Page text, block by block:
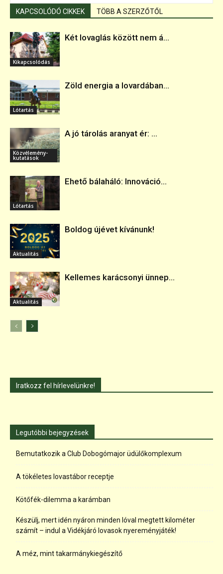
KAPCSOLÓDÓ CIKKEK TÖBB A SZERZŐTŐL
Kikapcsolódás
Két lovaglás között nem á...
Lótartás
Zöld energia a lovardában...
Közvélemény-
kutatások
A jó tárolás aranyat ér: ...
Lótartás
Ehető bálaháló: Innováció...
Aktualitás
Boldog újévet kívánunk!
Aktualitás
Kellemes karácsonyi ünnep...
Iratkozz fel hírlevelünkre!
Legutóbbi bejegyzések
Bemutatkozik a Club Dobogómajor üdülőkomplexum
A tökéletes lovastábor receptje
Kötőfék-dilemma a karámban
Készülj, mert idén nyáron minden lóval megtett kilométer
számít – indul a Vidékjáró lovasok nyereményjáték!
A méz, mint takarmánykiegészítő